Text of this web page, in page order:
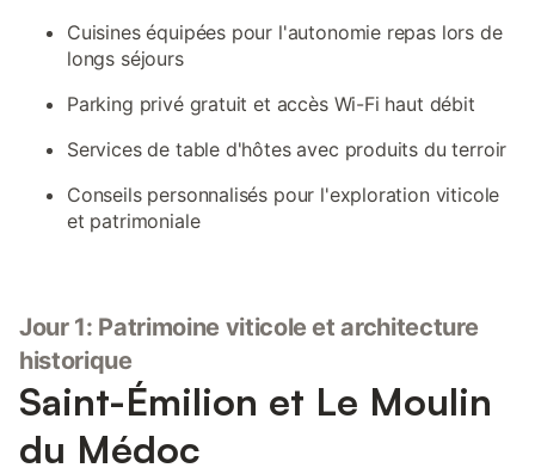
Cuisines équipées pour l'autonomie repas lors de
longs séjours
Parking privé gratuit et accès Wi-Fi haut débit
Services de table d'hôtes avec produits du terroir
Conseils personnalisés pour l'exploration viticole
et patrimoniale
Jour 1: Patrimoine viticole et architecture
historique
Saint-Émilion et Le Moulin
du Médoc